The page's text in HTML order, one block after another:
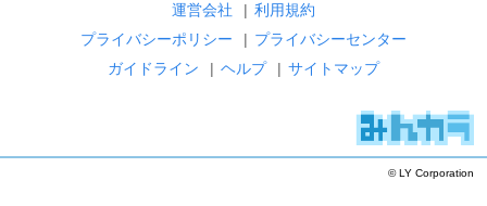
運営会社 | 利用規約
プライバシーポリシー
| プライバシーセンター
ガイドライン
| ヘルプ | サイトマップ
© LY Corporation